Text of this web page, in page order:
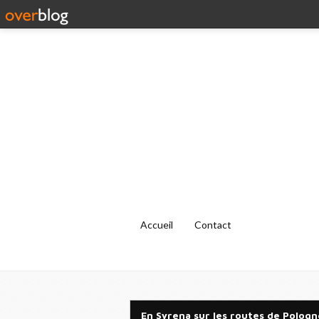
Accueil Contact
En Syrena sur les routes de